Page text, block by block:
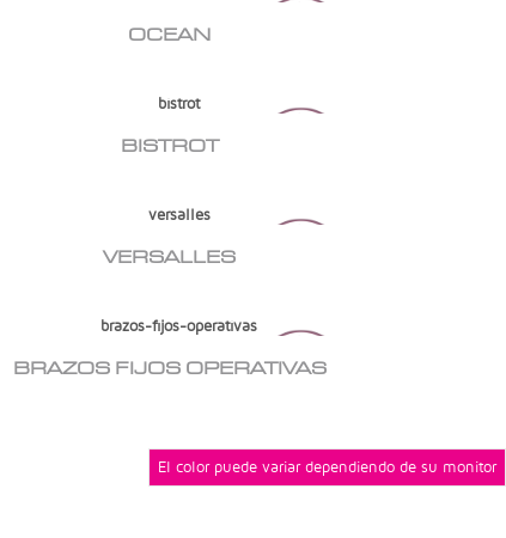
OCEAN
BISTROT
VERSALLES
BRAZOS FIJOS OPERATIVAS
El color puede variar dependiendo de su monitor